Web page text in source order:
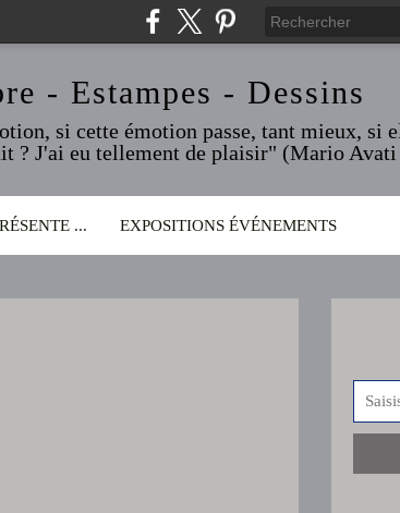
- Estampes - Dessins
si cette émotion passe, tant mieux, si
? J'ai eu tellement de plaisir" (Mario
... EXPOSITIONS ÉVÉNEMENTS